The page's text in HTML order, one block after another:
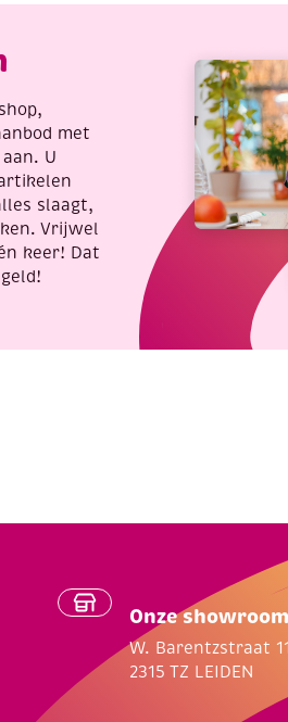
cm
met
U
slaagt,
Vrijwel
keer! Dat
Onze showroom
W. Barentzstraat
2315 TZ LEIDEN